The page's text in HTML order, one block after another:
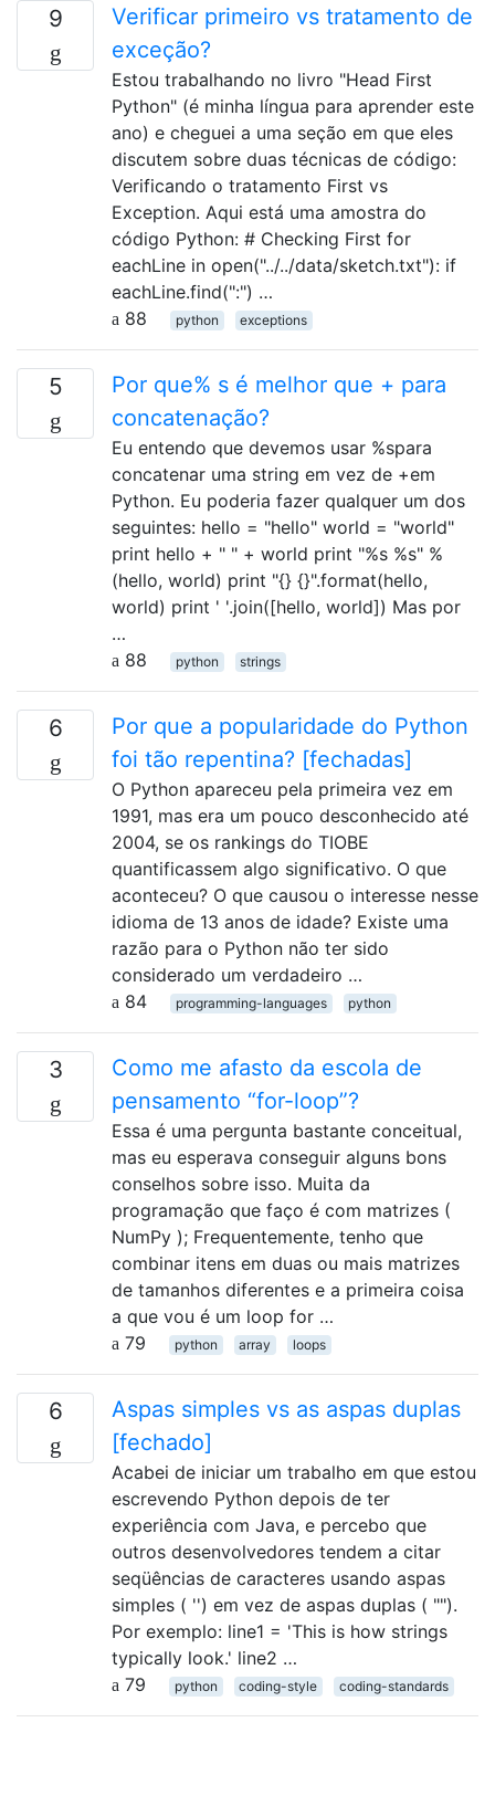
9
Verificar primeiro vs tratamento de
exceção?
Estou trabalhando no livro "Head First
Python" (é minha língua para aprender este
ano) e cheguei a uma seção em que eles
discutem sobre duas técnicas de código:
Verificando o tratamento First vs
Exception. Aqui está uma amostra do
código Python: # Checking First for
eachLine in open("../../data/sketch.txt"): if
eachLine.find(":") …
88
python exceptions
5
Por que% s é melhor que + para
concatenação?
Eu entendo que devemos usar %spara
concatenar uma string em vez de +em
Python. Eu poderia fazer qualquer um dos
seguintes: hello = "hello" world = "world"
print hello + " " + world print "%s %s" %
(hello, world) print "{} {}".format(hello,
world) print ' '.join([hello, world]) Mas por
…
88
python strings
6
Por que a popularidade do Python
foi tão repentina? [fechadas]
O Python apareceu pela primeira vez em
1991, mas era um pouco desconhecido até
2004, se os rankings do TIOBE
quantificassem algo significativo. O que
aconteceu? O que causou o interesse nesse
idioma de 13 anos de idade? Existe uma
razão para o Python não ter sido
considerado um verdadeiro …
84
programming-languages python
3
Como me afasto da escola de
pensamento “for-loop”?
Essa é uma pergunta bastante conceitual,
mas eu esperava conseguir alguns bons
conselhos sobre isso. Muita da
programação que faço é com matrizes (
NumPy ); Frequentemente, tenho que
combinar itens em duas ou mais matrizes
de tamanhos diferentes e a primeira coisa
a que vou é um loop for …
79
python array loops
6
Aspas simples vs as aspas duplas
[fechado]
Acabei de iniciar um trabalho em que estou
escrevendo Python depois de ter
experiência com Java, e percebo que
outros desenvolvedores tendem a citar
seqüências de caracteres usando aspas
simples ( '') em vez de aspas duplas ( "").
Por exemplo: line1 = 'This is how strings
typically look.' line2 …
79
python coding-style coding-standards